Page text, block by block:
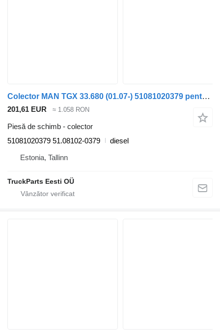
Colector MAN TGX 33.680 (01.07-) 51081020379 pentru cap tractor MAN TGL, TGM, TGS, TGX (2005-2021)
201,61 EUR ≈ 1.058 RON
Piesă de schimb - colector
51081020379 51.08102-0379
diesel
Estonia, Tallinn
TruckParts Eesti OÜ